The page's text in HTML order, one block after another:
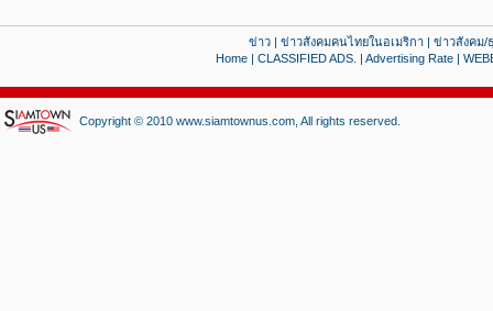
ข่าว| ข่าวสังคมคนไทยในอเมริกา| ข่าวสังคม/
Home| CLASSIFIED ADS. | Advertising Rate|
Copyright © 2010 www.siamtownus.com, All rights reserved.